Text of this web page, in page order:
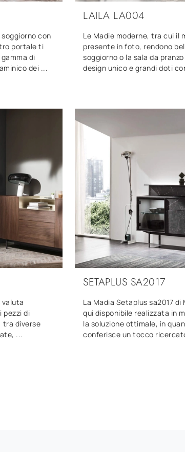
con
portale ti
di
dei ...
LAILA LA004
Le Madie moderne, tra cui il
presente in foto, rendono
soggiorno o la sala da
design unico e grandi doti
valuta
pezzi di
tra diverse
...
SETAPLUS SA2017
La Madia Setaplus sa2017 di
qui disponibile realizzata in
la soluzione ottimale, in
conferisce un tocco